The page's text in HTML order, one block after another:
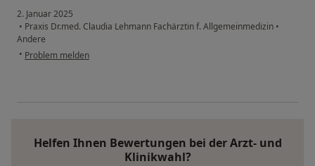
2. Januar 2025
• Praxis Dr.med. Claudia Lehmann Fachärztin f. Allgemeinmedizin •
Andere
• Problem melden
Helfen Ihnen Bewertungen bei der Arzt- und
Klinikwahl?